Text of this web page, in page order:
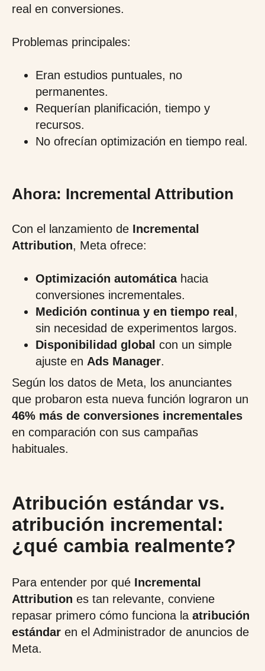
real en conversiones.
Problemas principales:
Eran estudios puntuales, no
permanentes.
Requerían planificación, tiempo y
recursos.
No ofrecían optimización en tiempo real.
Ahora: Incremental Attribution
Con el lanzamiento de Incremental
Attribution, Meta ofrece:
Optimización automáticahacia
conversiones incrementales.
Medición continua y en tiempo real ,
sin necesidad de experimentos largos.
Disponibilidad global con un simple
ajuste en Ads Manager.
Según los datos de Meta, los anunciantes
que probaron esta nueva función lograron un
46% más de conversiones incrementales
en comparación con sus campañas
habituales.
Atribución estándar vs.
atribución incremental:
¿qué cambia realmente?
Para entender por qué Incremental
Attribution es tan relevante, conviene
repasar primero cómo funciona la atribución
estándar en el Administrador de anuncios de
Meta.